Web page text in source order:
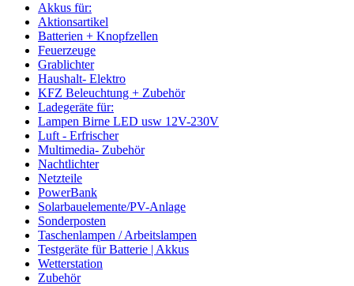
Akkus für:
Aktionsartikel
Batterien + Knopfzellen
Feuerzeuge
Grablichter
Haushalt- Elektro
KFZ Beleuchtung + Zubehör
Ladegeräte für:
Lampen Birne LED usw 12V-230V
Luft - Erfrischer
Multimedia- Zubehör
Nachtlichter
Netzteile
PowerBank
Solarbauelemente/PV-Anlage
Sonderposten
Taschenlampen / Arbeitslampen
Testgeräte für Batterie | Akkus
Wetterstation
Zubehör